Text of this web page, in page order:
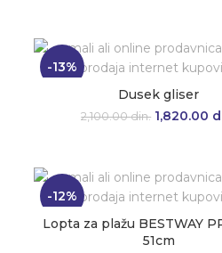
-13%
Dusek gliser
2,100.00din. 1,820.00
-12%
Lopta za plažu BESTWAY
51cm